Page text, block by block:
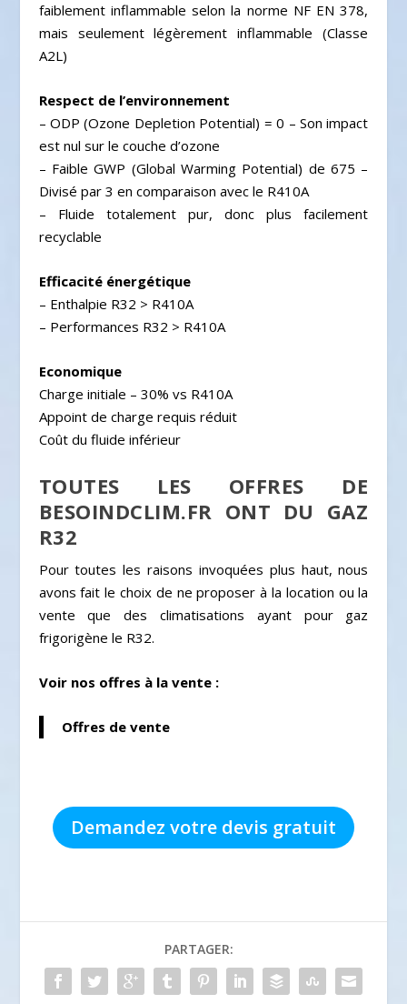
faiblement inflammable selon la norme NF EN 378,
mais seulement légèrement inflammable (Classe
A2L)
Respect de l’environnement
– ODP (Ozone Depletion Potential) = 0 – Son impact
est nul sur le couche d’ozone
– Faible GWP (Global Warming Potential) de 675 –
Divisé par 3 en comparaison avec le R410A
– Fluide totalement pur, donc plus facilement
recyclable
Efficacité énergétique
– Enthalpie R32 > R410A
– Performances R32 > R410A
Economique
Charge initiale – 30% vs R410A
Appoint de charge requis réduit
Coût du fluide inférieur
TOUTES LES OFFRES DE
BESOINDCLIM.FR ONT DU GAZ
R32
Pour toutes les raisons invoquées plus haut, nous
avons fait le choix de ne proposer à la location ou la
vente que des climatisations ayant pour gaz
frigorigène le R32.
Voir nos offres à la vente :
Offres de vente
Demandez votre devis gratuit
PARTAGER: